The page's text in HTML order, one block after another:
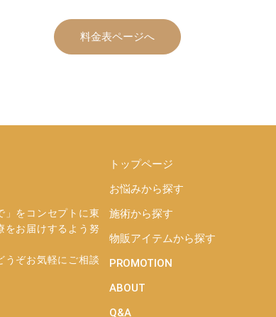
料金表ページへ
」をコンセプトに東
をお届けするよう努
うぞお気軽にご相談
トップページ
お悩みから探す
施術から探す
物販アイテムから探す
PROMOTION
ABOUT
Q&A